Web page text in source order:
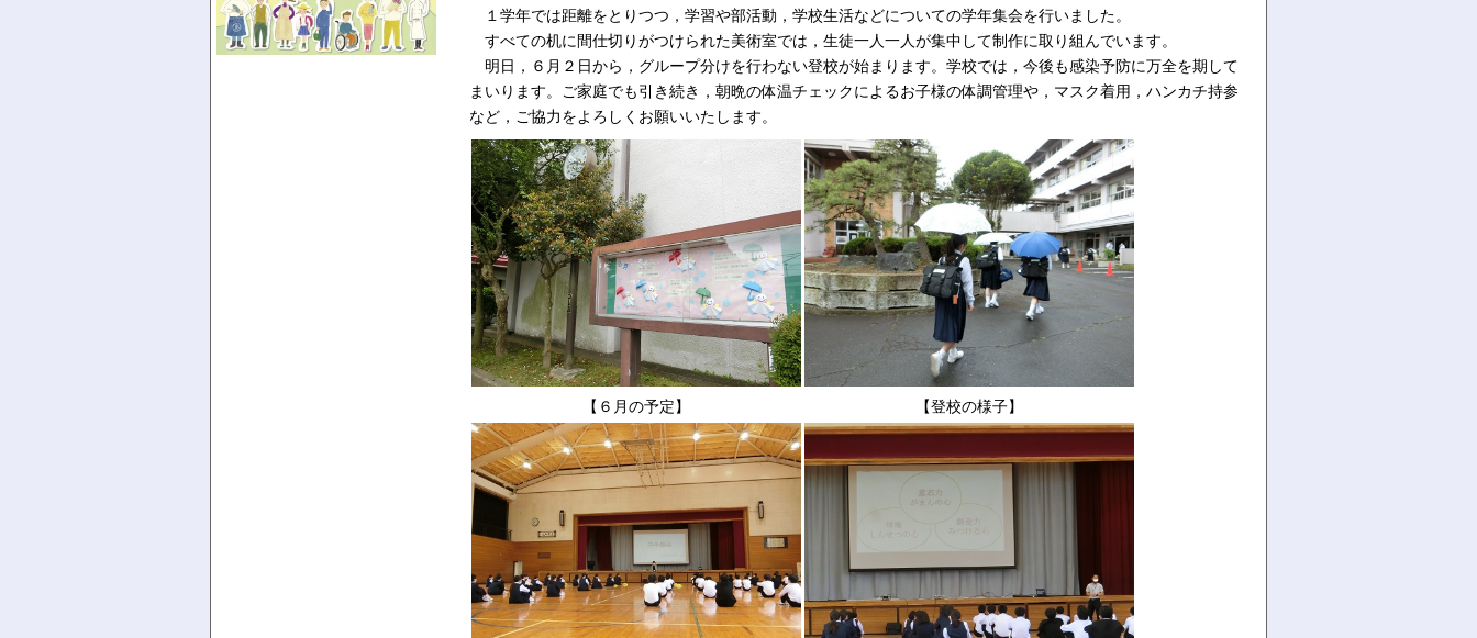
１学年では距離をとりつつ，学習や部活動，学校生活などについての学年集会を行いました。
すべての机に間仕切りがつけられた美術室では，生徒一人一人が集中して制作に取り組んでいます。
明日，６月２日から，グループ分けを行わない登校が始まります。学校では，今後も感染予防に万全を期して
まいります。ご家庭でも引き続き，朝晩の体温チェックによるお子様の体調管理や，マスク着用，ハンカチ持参
など，ご協力をよろしくお願いいたします。
【６月の予定】 【登校の様子】